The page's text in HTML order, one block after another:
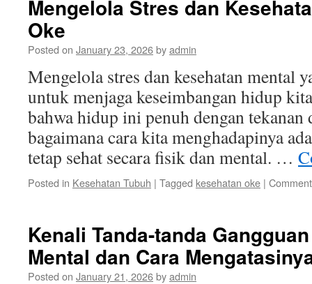
Mengelola Stres dan
Oke
Posted on January 23, 2026byadmin
Mengelola stres dan kesehatan mental
untuk menjaga keseimbangan hidup
bahwa hidup ini penuh dengan tekanan
bagaimana cara kita menghadapinya
tetap sehat secara fisik dan mental. …
Posted in Kesehatan Tubuh | Tagged kesehatan oke |
Kenali Tanda-tanda
Mental dan Cara
Posted on January 21, 2026byadmin